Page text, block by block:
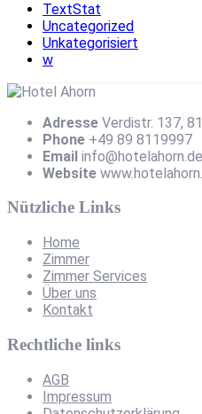
TextStat
Uncategorized
Unkategorisiert
w
Adresse Verdistr. 137,
Phone +49 89 8119997
Email info@hotelahorn.de
Website
Nützliche Links
Home
Zimmer
Zimmer Services
Über uns
Kontakt
Rechtliche links
AGB
Impressum